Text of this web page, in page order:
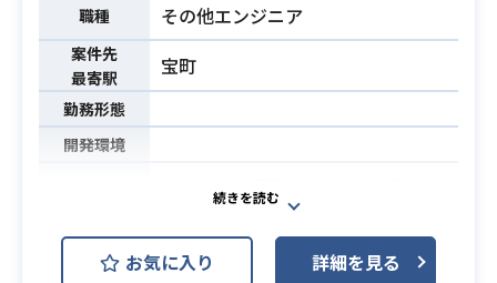
職種 その他エンジニア
案件先
最寄駅
宝町
勤務形態
開発環境
官公庁向け民間サービスの機能追加
をメインに担当頂きます。
・Webシステムの開発経験（Java,P
お気に入り 詳細を見る